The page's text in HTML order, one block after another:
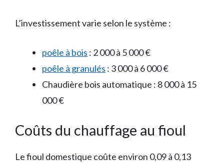
L’investissement varie selon le système :
poêle à bois : 2 000 à 5 000 €
poêle à granulés : 3 000 à 6 000 €
Chaudière bois automatique : 8 000 à 15
000 €
Coûts du chauffage au fioul
Le fioul domestique coûte environ 0,09 à 0,13